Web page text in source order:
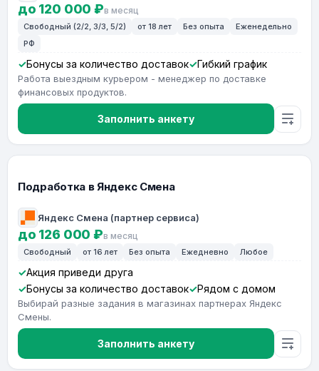
до 120 000 ₽в месяц
Свободный (2/2, 3/3, 5/2) от 18 лет Без опыта
Еженедельно
РФ
Бонусы за количество доставок Гибкий график
Работа выездным курьером - менеджер по доставке
финансовых продуктов.
Заполнить анкету
Подработка в Яндекс Смена
Яндекс Смена (партнер сервиса)
до 126 000 ₽в месяц
Свободный от 16 лет Без опыта Ежедневно Любое
Акция приведи друга
Бонусы за количество доставок
Рядом с домом
Выбирай разные задания в магазинах партнерах Яндекс
Смены.
Заполнить анкету